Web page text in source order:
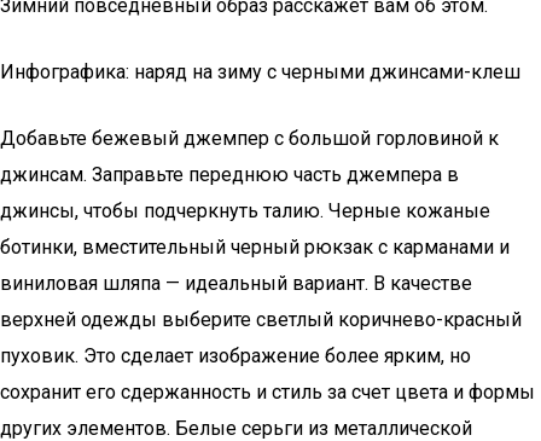
Зимний повседневный образ расскажет вам об этом.
Инфографика: наряд на зиму с черными джинсами-клеш
Добавьте бежевый джемпер с большой горловиной к
джинсам. Заправьте переднюю часть джемпера в
джинсы, чтобы подчеркнуть талию. Черные кожаные
ботинки, вместительный черный рюкзак с карманами и
виниловая шляпа — идеальный вариант. В качестве
верхней одежды выберите светлый коричнево-красный
пуховик. Это сделает изображение более ярким, но
сохранит его сдержанность и стиль за счет цвета и формы
других элементов. Белые серьги из металлической